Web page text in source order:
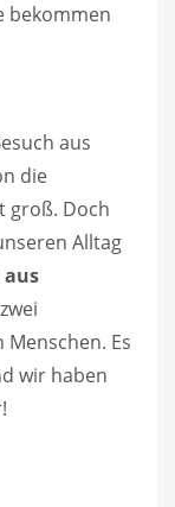
bekommen
aus
die
groß. Doch
Alltag
Es
wir haben